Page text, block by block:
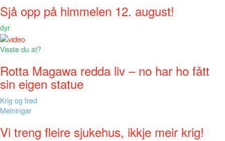
Sjå opp på himmelen 12. august!
dyr
Visste du at?
Rotta Magawa redda liv – no har ho fått
sin eigen statue
Krig og fred
Meiningar
Vi treng fleire sjukehus, ikkje meir krig!